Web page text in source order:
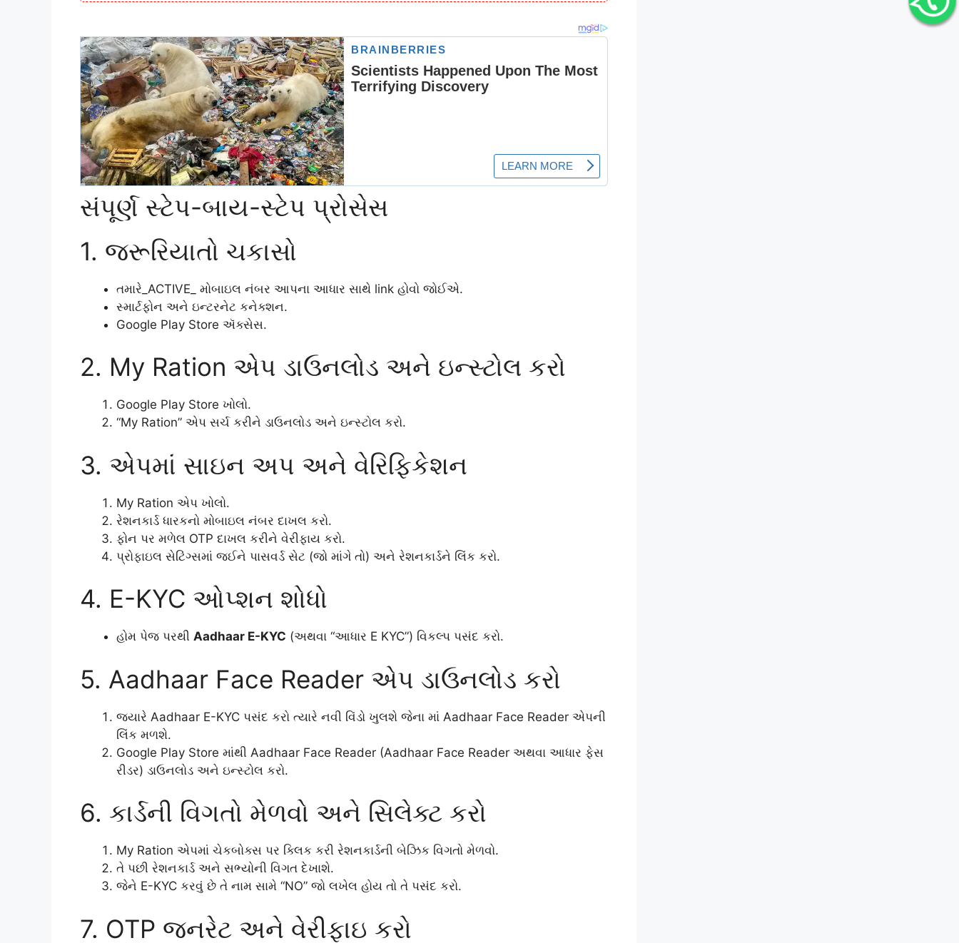
સંપૂર્ણ સ્ટેપ-બાય-સ્ટેપ પ્રોસેસ
1. જરૂરિયાતો ચકાસો
તમારે_ACTIVE_ મોબાઇલ નંબર આપના આધાર સાથે link હોવો જોઈએ.
સ્માર્ટફોન અને ઇન્ટરનેટ કનેક્શન.
Google Play Store ઍક્સેસ.
2. My Ration એપ ડાઉનલોડ અને ઇન્સ્ટોલ કરો
Google Play Store ખોલો.
“My Ration” એપ સર્ચ કરીને ડાઉનલોડ અને ઇન્સ્ટોલ કરો.
3. એપમાં સાઇન અપ અને વેરિફિકેશન
My Ration એપ ખોલો.
રેશનકાર્ડ ધારકનો મોબાઇલ નંબર દાખલ કરો.
ફોન પર મળેલ OTP દાખલ કરીને વેરીફાય કરો.
પ્રોફાઇલ સેટિંગ્સમાં જઈને પાસવર્ડ સેટ (જો માંગે તો) અને રેશનકાર્ડને લિંક કરો.
4. E-KYC ઓપ્શન શોધો
હોમ પેજ પરથી Aadhaar E-KYC (અથવા “આધાર E KYC”) વિકલ્પ પસંદ કરો.
5. Aadhaar Face Reader એપ ડાઉનલોડ કરો
જ્યારે Aadhaar E-KYC પસંદ કરો ત્યારે નવી વિંડો ખુલશે જેના માં Aadhaar Face Reader એપની
લિંક મળશે.
Google Play Store માંથી Aadhaar Face Reader (Aadhaar Face Reader અથવા આધાર ફેસ
રીડર) ડાઉનલોડ અને ઇન્સ્ટોલ કરો.
6. કાર્ડની વિગતો મેળવો અને સિલેક્ટ કરો
My Ration એપમાં ચેકબોક્સ પર ક્લિક કરી રેશનકાર્ડની બેઝિક વિગતો મેળવો.
તે પછી રેશનકાર્ડ અને સભ્યોની વિગત દેખાશે.
જેને E-KYC કરવું છે તે નામ સામે “NO” જો લખેલ હોય તો તે પસંદ કરો.
7. OTP જનરેટ અને વેરીફાઇ કરો